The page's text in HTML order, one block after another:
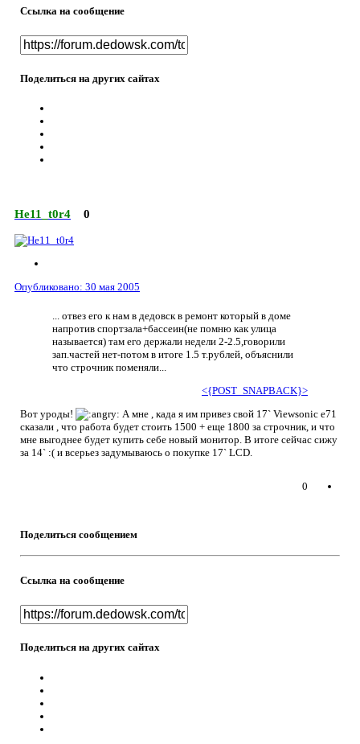
Ссылка на сообщение
Поделиться на других сайтах
He11_t0r4 0
Опубликовано: 30 мая 2005
... отвез его к нам в дедовск в ремонт который в доме
напротив спортзала+бассеин(не помню как улица
называется) там его держали недели 2-2.5,говорили
зап.частей нет-потом в итоге 1.5 т.рублей, объяснили
что строчник поменяли...
<{POST_SNAPBACK}>
Вот уроды!
А мне , када я им привез свой 17` Viewsonic e71
сказали , что работа будет стоить 1500 + еще 1800 за строчник, и что
мне выгоднее будет купить себе новый монитор. В итоге сейчас сижу
за 14` :( и всерьез задумываюсь о покупке 17` LCD.
0
Поделиться сообщением
Ссылка на сообщение
Поделиться на других сайтах